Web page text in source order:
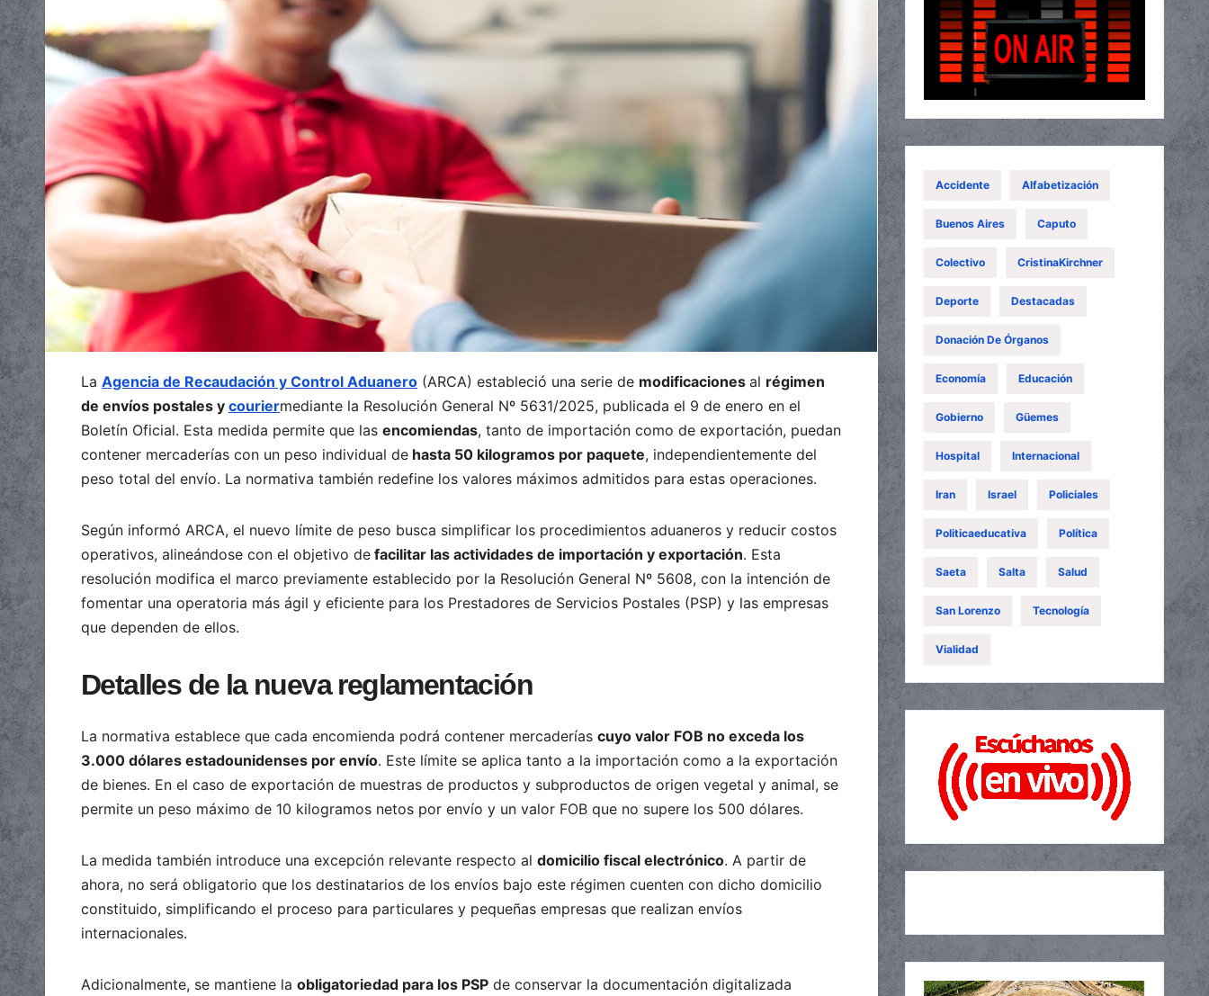
La Agencia de Recaudación y Control Aduanero (ARCA) estableció una serie de modificaciones al régimen
de envíos postales y couriermediante la Resolución General Nº 5631/2025, publicada el 9 de enero en el
Boletín Oficial. Esta medida permite que las encomiendas, tanto de importación como de exportación, puedan
contener mercaderías con un peso individual de hasta 50 kilogramos por paquete, independientemente del
peso total del envío. La normativa también redefine los valores máximos admitidos para estas operaciones.
Según informó ARCA, el nuevo límite de peso busca simplificar los procedimientos aduaneros y reducir costos
operativos, alineándose con el objetivo de facilitar las actividades de importación y exportación. Esta
resolución modifica el marco previamente establecido por la Resolución General Nº 5608, con la intención de
fomentar una operatoria más ágil y eficiente para los Prestadores de Servicios Postales (PSP) y las empresas
que dependen de ellos.
Detalles de la nueva reglamentación
La normativa establece que cada encomienda podrá contener mercaderías cuyo valor FOB no exceda los
3.000 dólares estadounidenses por envío. Este límite se aplica tanto a la importación como a la exportación
de bienes. En el caso de exportación de muestras de productos y subproductos de origen vegetal y animal, se
permite un peso máximo de 10 kilogramos netos por envío y un valor FOB que no supere los 500 dólares.
La medida también introduce una excepción relevante respecto al domicilio fiscal electrónico. A partir de
ahora, no será obligatorio que los destinatarios de los envíos bajo este régimen cuenten con dicho domicilio
constituido, simplificando el proceso para particulares y pequeñas empresas que realizan envíos
internacionales.
Adicionalmente, se mantiene la obligatoriedad para los PSP de conservar la documentación digitalizada
Accidente Alfabetización
Buenos Aires Caputo
Colectivo CristinaKirchner
Deporte Destacadas
Donación De Órganos
Economía Educación
Gobierno Güemes
Hospital Internacional
Iran Israel Policiales
Politicaeducativa Política
Saeta Salta Salud
San Lorenzo Tecnología
Vialidad